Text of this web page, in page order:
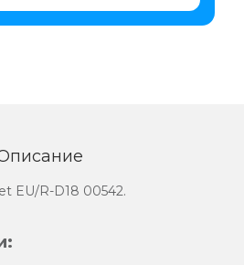
EU/R-D18 00542.